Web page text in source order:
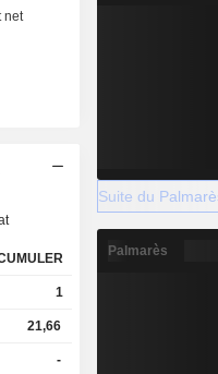
1
21,66
-
Suite du
Palmarès